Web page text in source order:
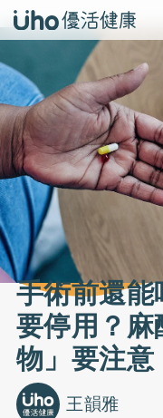
手術前還
要停用？
物」要注意
王韻雅